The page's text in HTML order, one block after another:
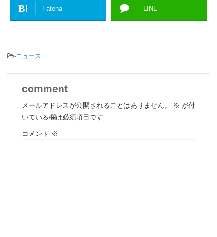
B! Hatena LINE
-ニュース
comment
メールアドレスが公開されることはありません。 ※ が付
いている欄は必須項目です
コメント ※